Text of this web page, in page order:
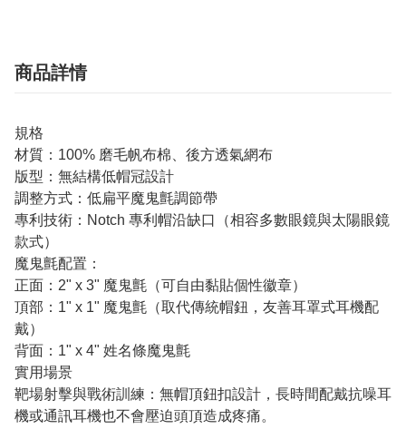
商品詳情
規格
材質：100% 磨毛帆布棉、後方透氣網布
版型：無結構低帽冠設計
調整方式：低扁平魔鬼氈調節帶
專利技術：Notch 專利帽沿缺口（相容多數眼鏡與太陽眼鏡
款式）
魔鬼氈配置：
正面：2" x 3" 魔鬼氈（可自由黏貼個性徽章）
頂部：1" x 1" 魔鬼氈（取代傳統帽鈕，友善耳罩式耳機配
戴）
背面：1" x 4" 姓名條魔鬼氈
實用場景
靶場射擊與戰術訓練：無帽頂鈕扣設計，長時間配戴抗噪耳
機或通訊耳機也不會壓迫頭頂造成疼痛。